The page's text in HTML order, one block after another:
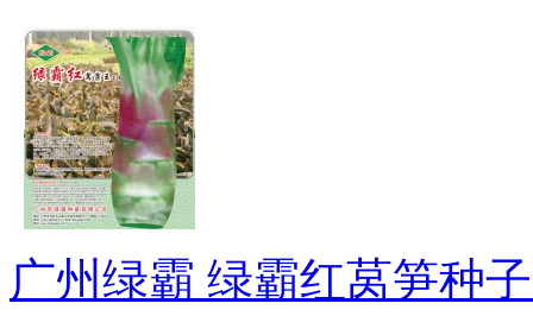
广州绿霸 绿霸红莴笋种